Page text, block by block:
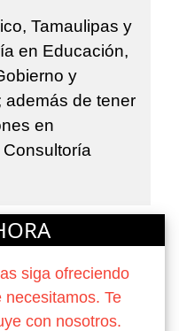
Tamaulipas y
en Educación,
y
además de tener
en
siga ofreciendo
Te
con nosotros.